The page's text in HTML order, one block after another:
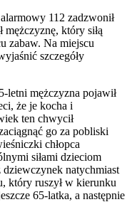
112 zadzwonił
który siłą
zabaw. Na miejscu
szczegóły
letni mężczyzna pojawił
że je kocha i
ten chwycił
go za pobliski
chłopca
siłami dzieciom
dziewczynek natychmiast
który ruszył w kierunku
65-latka, a następnie